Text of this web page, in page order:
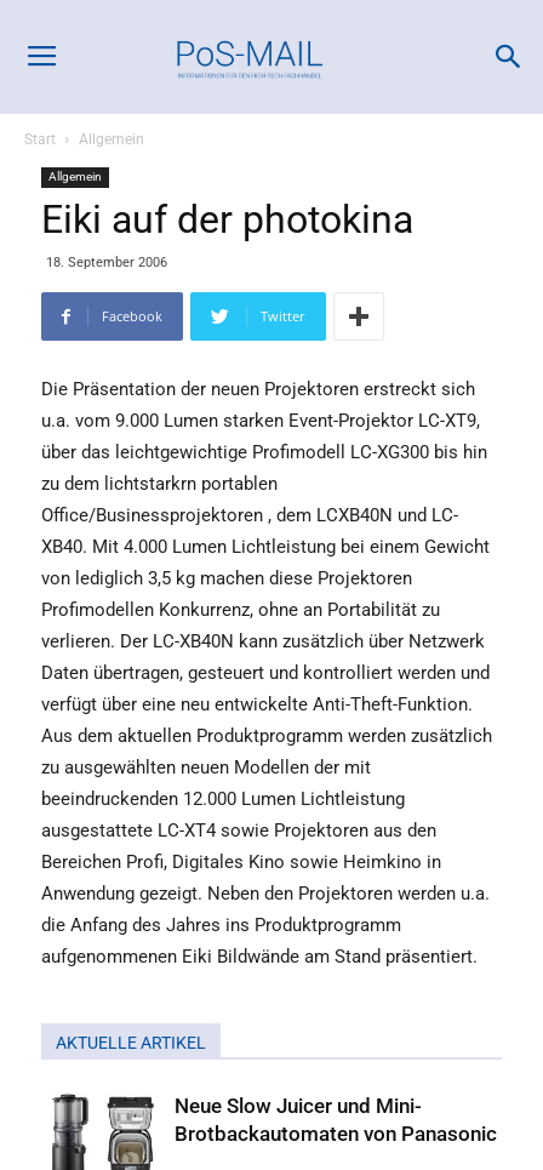
Start Allgemein
Allgemein
Eiki auf der photokina
18. September 2006
Facebook Twitter
Die Präsentation der neuen Projektoren erstreckt sich
u.a. vom 9.000 Lumen starken Event-Projektor LC-XT9,
über das leichtgewichtige Profimodell LC-XG300 bis hin
zu dem lichtstarkrn portablen
Office/Businessprojektoren , dem LCXB40N und LC-
XB40. Mit 4.000 Lumen Lichtleistung bei einem Gewicht
von lediglich 3,5 kg machen diese Projektoren
Profimodellen Konkurrenz, ohne an Portabilität zu
verlieren. Der LC-XB40N kann zusätzlich über Netzwerk
Daten übertragen, gesteuert und kontrolliert werden und
verfügt über eine neu entwickelte Anti-Theft-Funktion.
Aus dem aktuellen Produktprogramm werden zusätzlich
zu ausgewählten neuen Modellen der mit
beeindruckenden 12.000 Lumen Lichtleistung
ausgestattete LC-XT4 sowie Projektoren aus den
Bereichen Profi, Digitales Kino sowie Heimkino in
Anwendung gezeigt. Neben den Projektoren werden u.a.
die Anfang des Jahres ins Produktprogramm
aufgenommenen Eiki Bildwände am Stand präsentiert.
AKTUELLE ARTIKEL
Neue Slow Juicer und Mini-
Brotbackautomaten von Panasonic